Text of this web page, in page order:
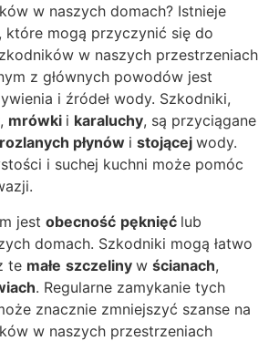
w naszych domach? Istnieje
które mogą przyczynić się do
w naszych przestrzeniach
z głównych powodów jest
i źródeł wody. Szkodniki,
, mrówki i karaluchy, są przyciągane
rozlanych płynów i stojącej wody.
i suchej kuchni może pomóc
jest obecność pęknięć lub
domach. Szkodniki mogą łatwo
te małe szczeliny w ścianach,
. Regularne zamykanie tych
znacznie zmniejszyć szanse na
w naszych przestrzeniach